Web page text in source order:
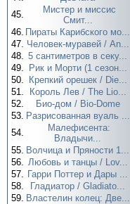
45.
Мистер и миссис
Смит...
46. Пираты Карибского мо...
47. Человек-муравей / An...
48. 5 сантиметров в секу...
49.
Рик и Морти (1 сезон...
50.
Крепкий орешек / Die...
51.
Король Лев / The Lio...
52.
Био-дом / Bio-Dome
53. Разрисованная вуаль ...
54.
Малефисента:
Владычи...
55. Волчица и Пряности 1...
56. Любовь и танцы / Lov...
57. Гарри Поттер и Дары ...
58.
Гладиатор / Gladiato...
59. Властелин колец: Две...